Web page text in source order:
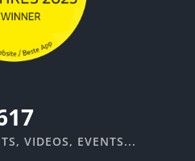
VIDEOS, EVENTS...